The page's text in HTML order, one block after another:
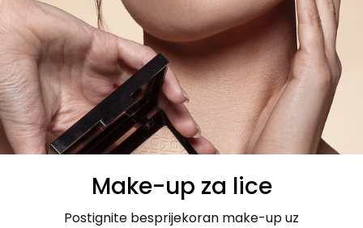
Make-up za lice
Postignite besprijekoran make-up uz